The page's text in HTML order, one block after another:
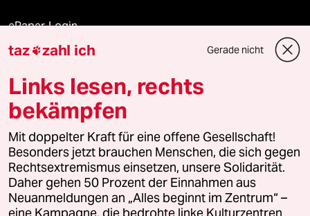
ePaper Login
Downloads für Abonnierende
© 2026 taz Verlags und Vertriebs GmbH
Alle Rechte vorbehalten. Bei rechtlichen Fragen oder für Genehmigungen
wenden Sie sich bitte an lizenzen@taz.de
Feedback Redaktionsstatut Kommune-Richtlinien
taz zahl ich Gerade nicht
Links lesen, rechts
bekämpfen
Mit doppelter Kraft für eine offene Gesellschaft!
Besonders jetzt brauchen Menschen, die sich gegen
Rechtsextremismus einsetzen, unsere Solidarität.
Daher gehen 50 Prozent der Einnahmen aus
Neuanmeldungen an „Alles beginnt im Zentrum“ –